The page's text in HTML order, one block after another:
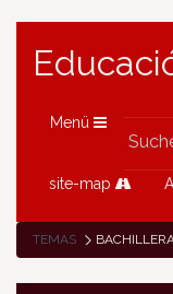
Menü
site-map
TEMAS BACHILLERATO